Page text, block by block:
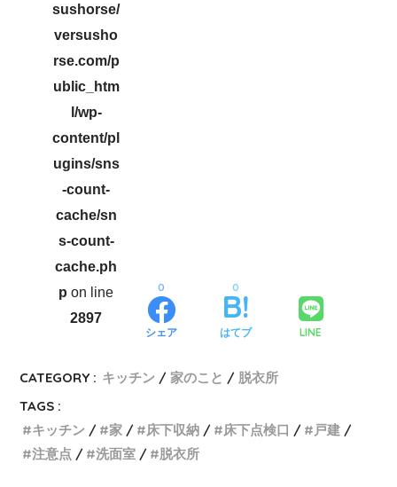
sushorse/
versusho
rse.com/p
ublic_htm
l/wp-
content/pl
ugins/sns
-count-
cache/sn
s-count-
cache.ph
p on line
2897
シェア
0
はてブ
0
LINE
CATEGORY : キッチン 家のこと
脱衣所
TAGS :
キッチン
家 床下収納 床下点検口
戸建
注意点
洗面室 脱衣所